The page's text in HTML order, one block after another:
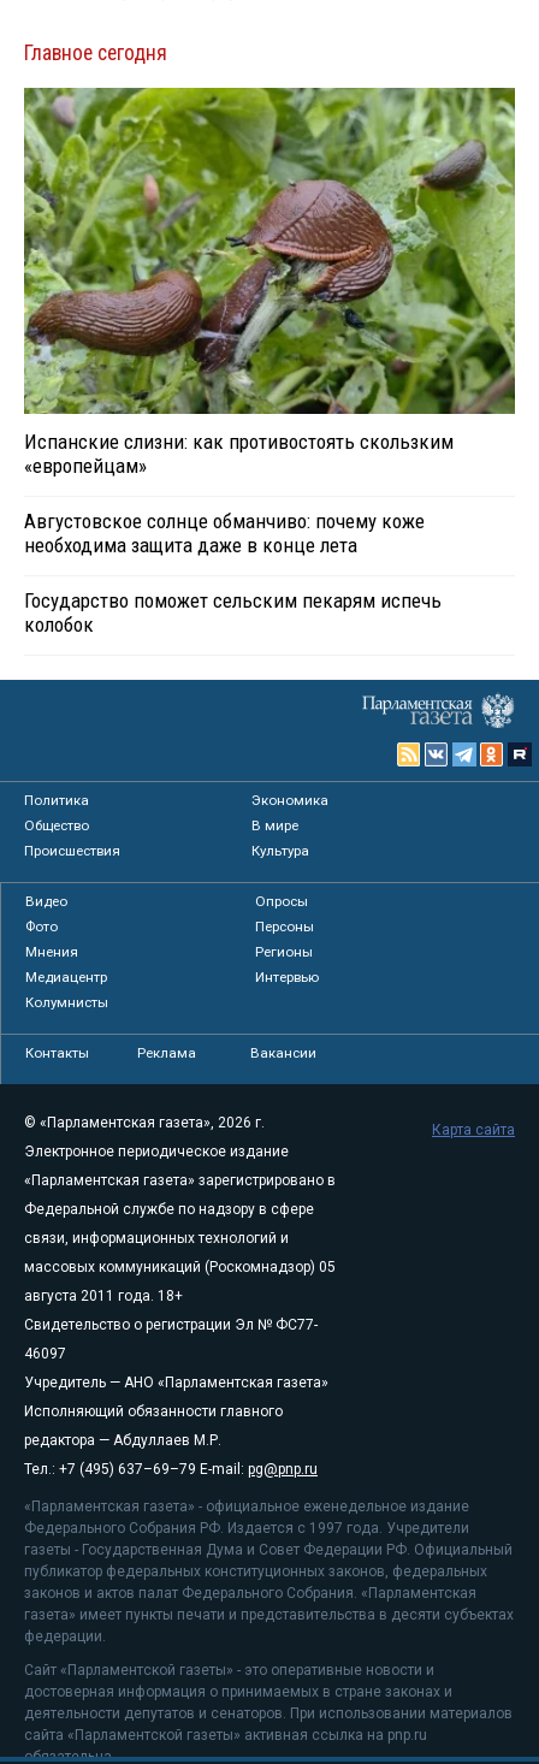
Главное сегодня
Испанские слизни: как противостоять скользким
«европейцам»
Августовское солнце обманчиво: почему коже
необходима защита даже в конце лета
Государство поможет сельским пекарям испечь
колобок
Политика
Экономика
Общество
В мире
Происшествия
Культура
Видео
Опросы
Фото
Персоны
Мнения
Регионы
Медиацентр
Интервью
Колумнисты
Контакты Реклама Вакансии
© «Парламентская газета», 2026 г.
Электронное периодическое издание
«Парламентская газета» зарегистрировано в
Федеральной службе по надзору в сфере
связи, информационных технологий и
массовых коммуникаций (Роскомнадзор) 05
августа 2011 года. 18+
Свидетельство о регистрации Эл № ФС77-
46097
Учредитель — АНО «Парламентская газета»
Исполняющий обязанности главного
редактора — Абдуллаев М.Р.
Тел.: +7 (495) 637–69–79 E-mail: pg@pnp.ru
«Парламентская газета» - официальное еженедельное издание
Федерального Собрания РФ. Издается с 1997 года. Учредители
газеты - Государственная Дума и Совет Федерации РФ. Официальный
публикатор федеральных конституционных законов, федеральных
законов и актов палат Федерального Собрания. «Парламентская
газета» имеет пункты печати и представительства в десяти субъектах
федерации.
Сайт «Парламентской газеты» - это оперативные новости и
достоверная информация о принимаемых в стране законах и
деятельности депутатов и сенаторов. При использовании материалов
сайта «Парламентской газеты» активная ссылка на pnp.ru
обязательна.
Карта сайта